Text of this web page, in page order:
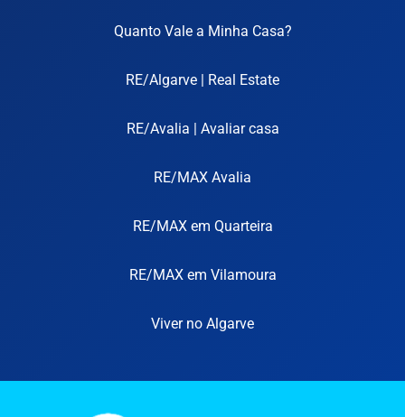
Quanto Vale a Minha Casa?
RE/Algarve | Real Estate
RE/Avalia | Avaliar casa
RE/MAX Avalia
RE/MAX em Quarteira
RE/MAX em Vilamoura
Viver no Algarve